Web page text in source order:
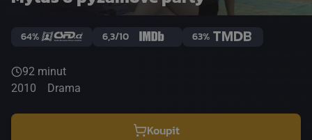
64% 6,3/10 63%
92 minut
2010
Drama
Koupit